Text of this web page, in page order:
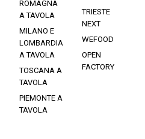
ROMAGNA
A TAVOLA
MILANO E
LOMBARDIA
A TAVOLA
TOSCANA A
TAVOLA
PIEMONTE A
TAVOLA
TRIESTE
NEXT
WEFOOD
OPEN
FACTORY